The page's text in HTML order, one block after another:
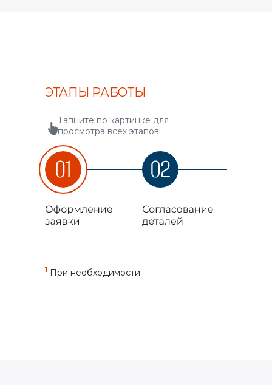
Тапните по картинке для
просмотра всех этапов.
ЭТАПЫ РАБОТЫ
1 При необходимости.